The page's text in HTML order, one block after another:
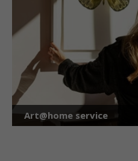
Art@home service